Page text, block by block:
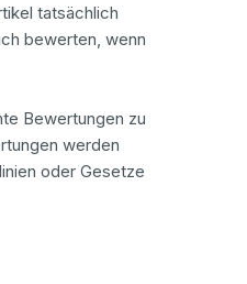
tatsächlich
bewerten, wenn
Bewertungen zu
werden
oder Gesetze